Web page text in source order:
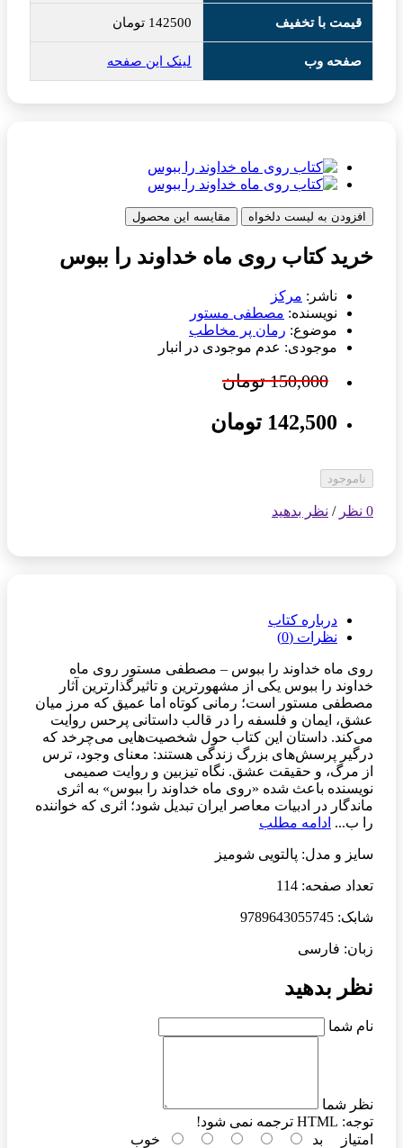
قیمت با تخفیف 142500 تومان
صفحه وب لینک این صفحه
افزودن به لیست دلخواه مقایسه این محصول
خرید کتاب روی ماه خداوند را ببوس
ناشر: مرکز
نویسنده: مصطفی مستور
موضوع: رمان پر مخاطب
موجودی: عدم موجودی در انبار
150,000 تومان
142,500 تومان
ناموجود
0 نظر / نظر بدهید
درباره کتاب
نظرات (0)
روی ماه خداوند را ببوس – مصطفی مستور روی ماه
خداوند را ببوس یکی از مشهورترین و تاثیرگذارترین آثار
مصطفی مستور است؛ رمانی کوتاه اما عمیق که مرز میان
عشق، ایمان و فلسفه را در قالب داستانی پرحس روایت
می‌کند. داستان این کتاب حول شخصیت‌هایی می‌چرخد که
درگیر پرسش‌های بزرگ زندگی هستند: معنای وجود، ترس
از مرگ، و حقیقت عشق. نگاه تیزبین و روایت صمیمی
نویسنده باعث شده «روی ماه خداوند را ببوس» به اثری
ماندگار در ادبیات معاصر ایران تبدیل شود؛ اثری که خواننده
را ب... ادامه مطلب
سایز و مدل: پالتویی شومیز
تعداد صفحه: 114
شابک: 9789643055745
زبان: فارسی
نظر بدهید
نام شما
نظر شما
توجه:
امتیاز
بد خوب